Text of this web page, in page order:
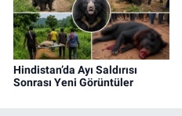
Hindistan’da Ayı Saldırısı
Sonrası Yeni Görüntüler